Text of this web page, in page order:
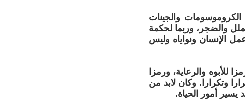
والجينات
والضجر، وربما لحكمة
الإنسان ونواياه وليس
للأبوه والرعاية، ورمزا
وتكرارا. وكان لابد من
يسير أمور الحياة.